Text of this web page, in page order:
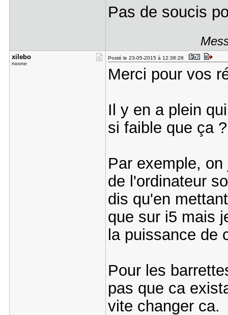
Pas de soucis
xilebo
noone
Posté le 23-05-2015 à 12:38:28
Merci pour vos
Il y en a plein
si faible que ça ?
Par exemple,
de l'ordinateur
dis qu'en
que sur i5 mais
la puissance de
Pour les
pas que ca
vite changer ca.